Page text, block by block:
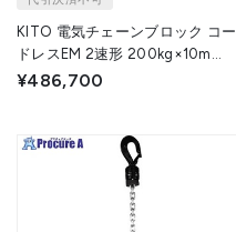
KITO 電気チェーンブロック コー
ドレスEM 2速形 200kg×10m
¥486,700